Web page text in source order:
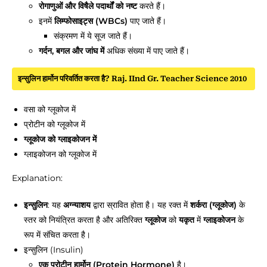
रोगाणुओं और विषैले पदार्थों को नष्टकरते हैं।
इनमेंलिम्फोसाइट्स (WBCs) पाए जाते हैं।
संक्रमण में ये सूज जाते हैं।
गर्दन, बगल और जांघ मेंअधिक संख्या में पाए जाते हैं।
इन्सुलिन हार्मोन परिवर्तित करता है? Raj. IInd Gr. Teacher Science 2010
वसा को ग्लूकोज में
प्रोटीन को ग्लूकोज में
ग्लूकोज को ग्लाइकोजन में
ग्लाइकोजन को ग्लूकोज में
Explanation:
इन्सुलिन: यह अग्न्याशयद्वारा स्रावित होता है। यह रक्त मेंशर्करा (ग्लूकोज) के
स्तर को नियंत्रित करता है और अतिरिक्तग्लूकोजकोयकृतमेंग्लाइकोजनके
रूप में संचित करता है।
इन्सुलिन (Insulin)
एक प्रोटीन हार्मोन (Protein Hormone) है।